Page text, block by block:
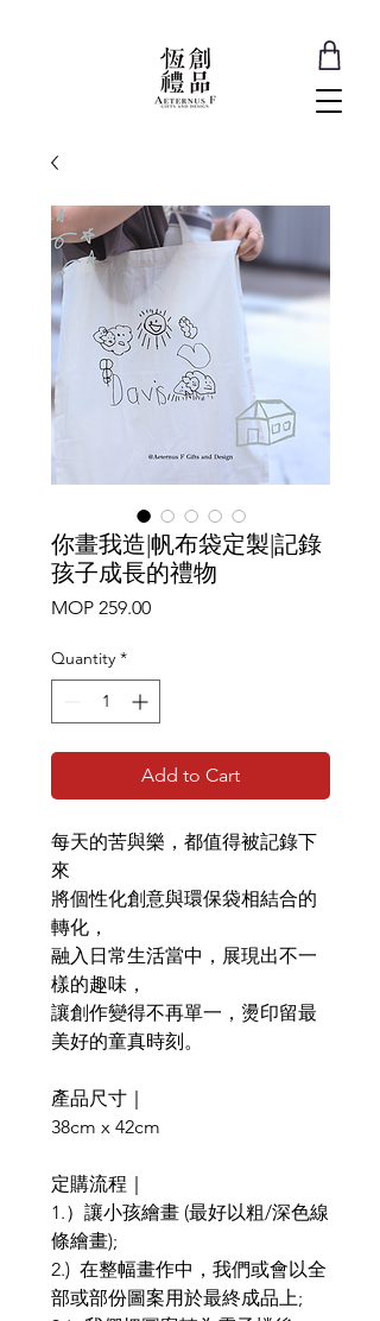
你畫我造|帆布袋定製|記錄
孩子成長的禮物
MOP 259.00Price
Quantity *
Add to Cart
每天的苦與樂，都值得被記錄下
來
將個性化創意與環保袋相結合的
轉化，
融入日常生活當中，展現出不一
樣的趣味，
讓創作變得不再單一，燙印留最
美好的童真時刻。
產品尺寸｜
38cm x 42cm
定購流程｜
1.）讓小孩繪畫 (最好以粗/深色線
條繪畫);
2.) 在整幅畫作中，我們或會以全
部或部份圖案用於最終成品上;